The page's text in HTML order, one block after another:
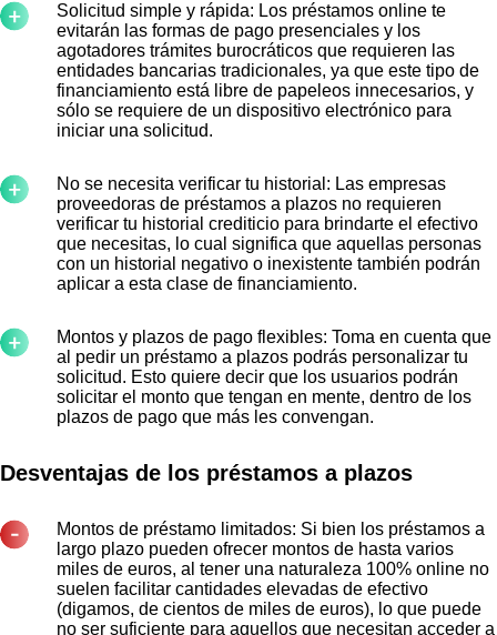
Solicitud simple y rápida: Los préstamos online te
evitarán las formas de pago presenciales y los
agotadores trámites burocráticos que requieren las
entidades bancarias tradicionales, ya que este tipo de
financiamiento está libre de papeleos innecesarios, y
sólo se requiere de un dispositivo electrónico para
iniciar una solicitud.
No se necesita verificar tu historial: Las empresas
proveedoras de préstamos a plazos no requieren
verificar tu historial crediticio para brindarte el efectivo
que necesitas, lo cual significa que aquellas personas
con un historial negativo o inexistente también podrán
aplicar a esta clase de financiamiento.
Montos y plazos de pago flexibles: Toma en cuenta que
al pedir un préstamo a plazos podrás personalizar tu
solicitud. Esto quiere decir que los usuarios podrán
solicitar el monto que tengan en mente, dentro de los
plazos de pago que más les convengan.
Desventajas de los préstamos a plazos
Montos de préstamo limitados: Si bien los préstamos a
largo plazo pueden ofrecer montos de hasta varios
miles de euros, al tener una naturaleza 100% online no
suelen facilitar cantidades elevadas de efectivo
(digamos, de cientos de miles de euros), lo que puede
no ser suficiente para aquellos que necesitan acceder a